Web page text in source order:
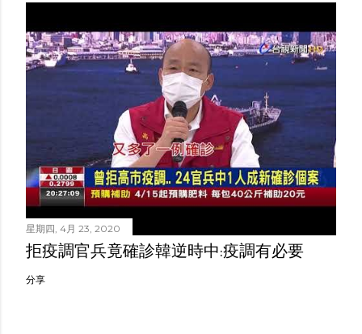
星期四, 4月 23, 2020
拒疫調官兵竟確診韓逆時中:疫調有必要
分享